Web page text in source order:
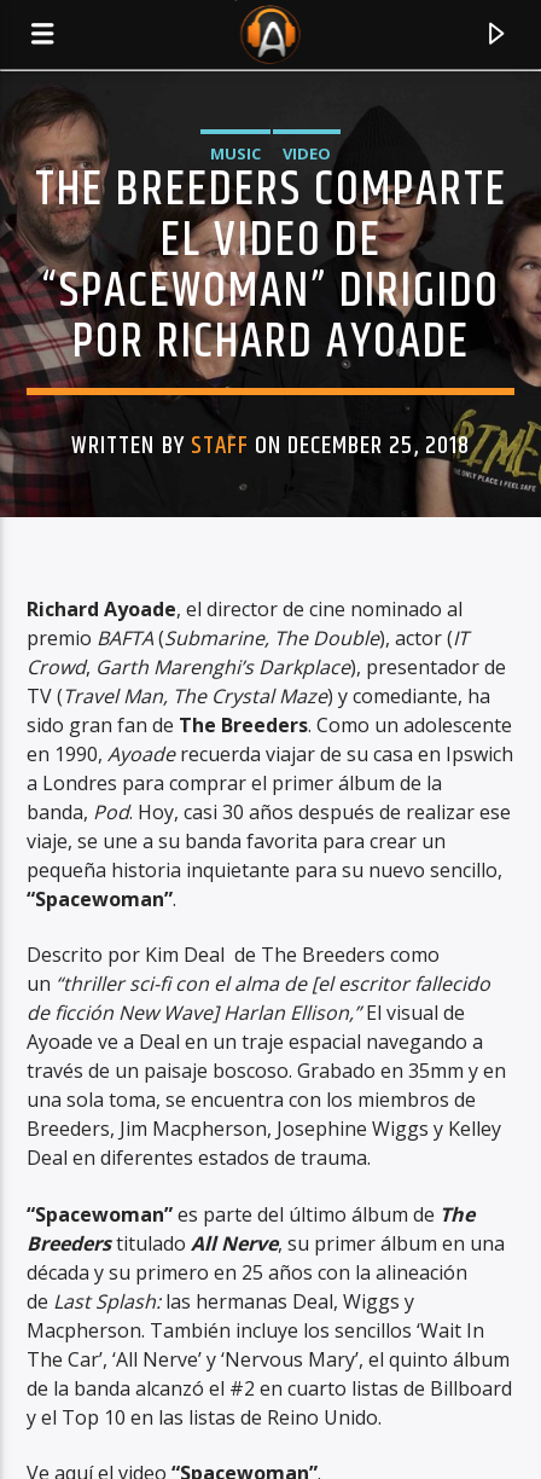
CURRENT TRACK
TITLE
ARTIST
RadioAlternativo Live
MUSIC VIDEO
THE BREEDERS COMPARTE
EL VIDEO DE
“SPACEWOMAN” DIRIGIDO
POR RICHARD AYOADE
WRITTEN BYSTAFF ON DECEMBER 25, 2018
Richard Ayoade, el director de cine nominado al
premio BAFTA(Submarine, The Double), actor (IT
Crowd, Garth Marenghi’s Darkplace), presentador de
TV (Travel Man, The Crystal Maze) y comediante, ha
sido gran fan de The Breeders. Como un adolescente
en 1990,Ayoaderecuerda viajar de su casa en Ipswich
a Londres para comprar el primer álbum de la
banda, Pod. Hoy, casi 30 años después de realizar ese
viaje, se une a su banda favorita para crear un
pequeña historia inquietante para su nuevo sencillo,
“Spacewoman”.
Descrito por Kim Deal de The Breeders como
un “thriller sci-fi con el alma de [el escritor fallecido
de ficción New Wave] Harlan Ellison,”El visual de
Ayoade ve a Deal en un traje espacial navegando a
través de un paisaje boscoso. Grabado en 35mm y en
una sola toma, se encuentra con los miembros de
Breeders, Jim Macpherson, Josephine Wiggs y Kelley
Deal en diferentes estados de trauma.
“Spacewoman”es parte del último álbum de The
BreederstituladoAll Nerve, su primer álbum en una
década y su primero en 25 años con la alineación
de Last Splash:las hermanas Deal, Wiggs y
Macpherson. También incluye los sencillos ‘Wait In
The Car’, ‘All Nerve’ y ‘Nervous Mary’, el quinto álbum
de la banda alcanzó el #2 en cuarto listas de Billboard
y el Top 10 en las listas de Reino Unido.
Ve aquí el video“Spacewoman”.